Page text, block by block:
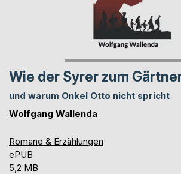
Wie der Syrer zum
und warum Onkel Otto nicht spricht
Wolfgang Wallenda
Romane & Erzählungen
ePUB
5,2 MB